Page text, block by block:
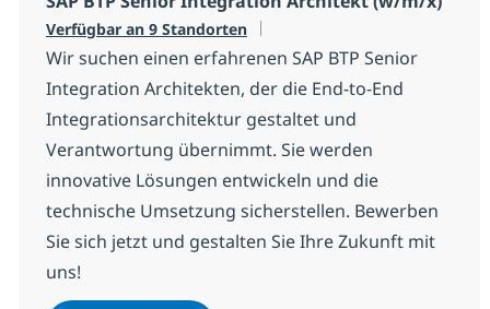
Verfügbar an 9 Standorten
Wir suchen einen erfahrenen SAP BTP Senior
Integration Architekten, der die End-to-End
Integrationsarchitektur gestaltet und
Verantwortung übernimmt. Sie werden
innovative Lösungen entwickeln und die
technische Umsetzung sicherstellen. Bewerben
Sie sich jetzt und gestalten Sie Ihre Zukunft mit
uns!